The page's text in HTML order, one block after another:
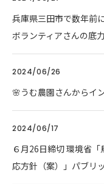
兵庫県三田市で数年前
ボランティアさんの底
2024/06/26
🌸うむ農園さんからイ
2024/06/17
６月26日締切 環境省
応方針（案）」パブリ